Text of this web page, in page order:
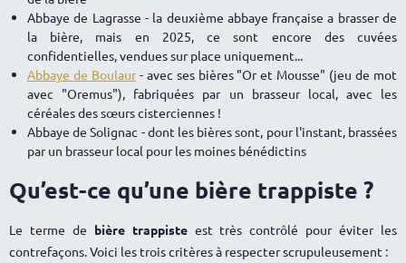
Abbaye de Lagrasse - la deuxième abbaye française a brasser de
la bière, mais en 2025, ce sont encore des cuvées
confidentielles, vendues sur place uniquement...
Abbaye de Boulaur- avec ses bières "Or et Mousse" (jeu de mot
avec "Oremus"), fabriquées par un brasseur local, avec les
céréales des sœurs cisterciennes !
Abbaye de Solignac - dont les bières sont, pour l'instant, brassées
par un brasseur local pour les moines bénédictins
Qu’est-ce qu’une bière trappiste ?
Le terme de bière trappisteest très contrôlé pour éviter les
contrefaçons. Voici les trois critères à respecter scrupuleusement :